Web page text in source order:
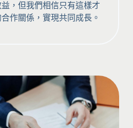
，但我們相信只有這樣才
作關係，實現共同成長。